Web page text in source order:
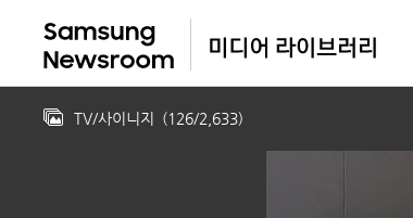
TV/사이니지 (126/2,633)